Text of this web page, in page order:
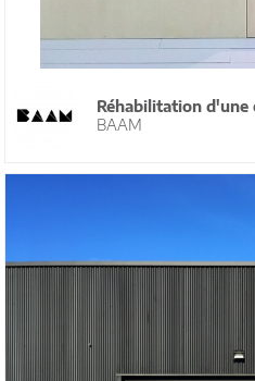
Réhabilitation d'une
BAAM